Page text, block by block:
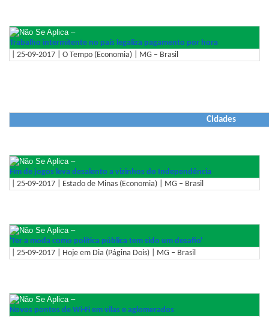
–
Trabalho intermitente no país legaliza pagamento por hora
| 25-09-2017 | O Tempo (Economia) | MG – Brasil
Cidades
–
Fim de jogos leva desalento a vizinhos do Independência
| 25-09-2017 | Estado de Minas (Economia) | MG – Brasil
–
'Ter a moda como política pública tem sido um desafio'
| 25-09-2017 | Hoje em Dia (Página Dois) | MG – Brasil
–
Novos pontos de Wi-Fi em vilas e aglomerados